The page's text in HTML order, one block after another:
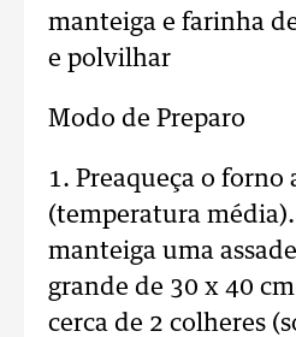
manteiga e farinha
e polvilhar
Modo de Preparo
1. Preaqueça o forno
(temperatura
manteiga uma
grande de 30 x 40
cerca de 2 colheres